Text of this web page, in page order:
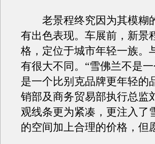
老景程终究因为其模糊
有出色表现。车展前，新景
格，定位于城市年轻一族。
有很大不同。“雪佛兰不是
是一个比别克品牌更年轻的
销部及商务贸易部执行总监
观线条更为紧凑，更注入了
的空间加上合理的价格，但